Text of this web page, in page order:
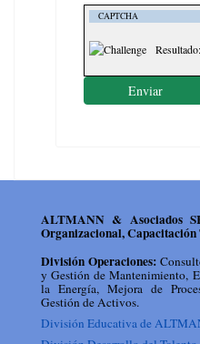
CAPTCHA
Resultado:
Enviar
ALTMANN & Asociados
Organizacional, Capacitación
División Operaciones:
y Gestión de Mantenimiento,
la Energía, Mejora de
Gestión de Activos.
División Educativa de